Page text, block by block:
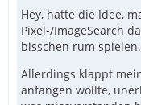
Hey, hatte die Idee,
Pixel-/ImageSearch
bisschen rum spielen.
Allerdings klappt
anfangen wollte,